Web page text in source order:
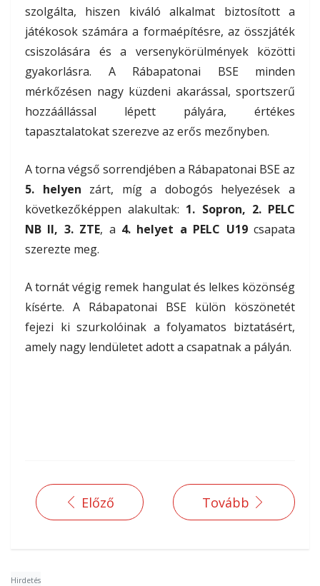
szolgálta, hiszen kiváló alkalmat biztosított a
játékosok számára a formaépítésre, az összjáték
csiszolására és a versenykörülmények közötti
gyakorlásra. A Rábapatonai BSE minden
mérkőzésen nagy küzdeni akarással, sportszerű
hozzáállással lépett pályára, értékes
tapasztalatokat szerezve az erős mezőnyben.
A torna végső sorrendjében a Rábapatonai BSE az
5. helyen zárt, míg a dobogós helyezések a
következőképpen alakultak: 1. Sopron, 2. PELC
NB II, 3. ZTE, a 4. helyet a PELC U19csapata
szerezte meg.
A tornát végig remek hangulat és lelkes közönség
kísérte. A Rábapatonai BSE külön köszönetét
fejezi ki szurkolóinak a folyamatos biztatásért,
amely nagy lendületet adott a csapatnak a pályán.
Előző Tovább
Hirdetés